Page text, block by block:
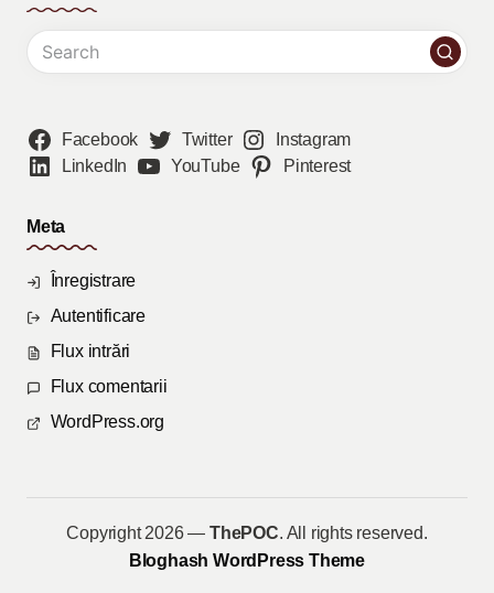
Facebook Twitter
Instagram
LinkedIn
YouTube Pinterest
Meta
Înregistrare
Autentificare
Flux intrări
Flux comentarii
WordPress.org
Copyright 2026 —ThePOC. All rights reserved.
Bloghash WordPress Theme